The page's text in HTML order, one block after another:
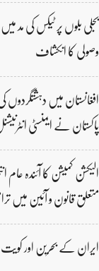
وصولی کا انکشاف
افغانستان میں دہشتگردوں
پاکستان نے ایمنسٹی
الیکشن کمیشن کا آئندہ
متعلق قانون و آئین میں
ایران کے بحرین اور کویت